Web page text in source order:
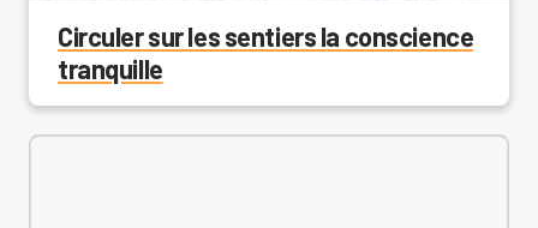
Circuler sur les sentiers la conscience
tranquille